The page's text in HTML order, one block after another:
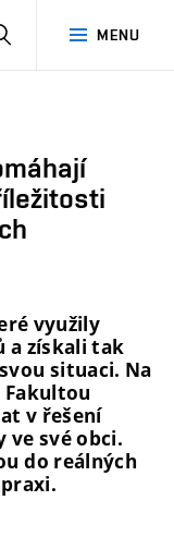
MENU
využily
a získali tak
situaci. Na
Fakultou
v řešení
ve své obci.
do reálných